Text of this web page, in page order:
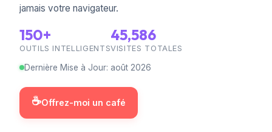
jamais votre navigateur.
150+
OUTILS INTELLIGENTS
45,586
VISITES TOTALES
Dernière Mise à Jour: août 2026
☕Offrez-moi un café